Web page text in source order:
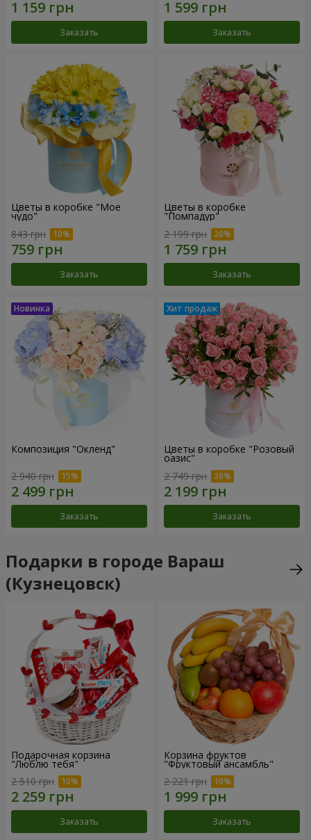
Заказать Заказать
Цветы в коробке "Мое
чудо"
843 грн
Заказать
Цветы в коробке
"Помпадур"
2 199 грн
Заказать
Композиция "Окленд"
2 940 грн
Заказать
Цветы в коробке "Розовый
оазис"
2 749 грн
Заказать
Подарки в городе Вараш
(Кузнецовск)
Подарочная корзина
"Люблю тебя"
2 510 грн
Заказать
Корзина фруктов
"Фруктовый ансамбль"
2 221 грн
Заказать